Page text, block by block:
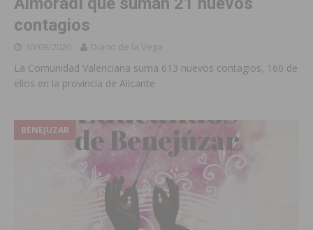
contagios
30/09/2020 Diario de la Vega
La Comunidad Valenciana suma 613 nuevos contagios, 160 de
ellos en la provincia de Alicante
BENEJUZAR